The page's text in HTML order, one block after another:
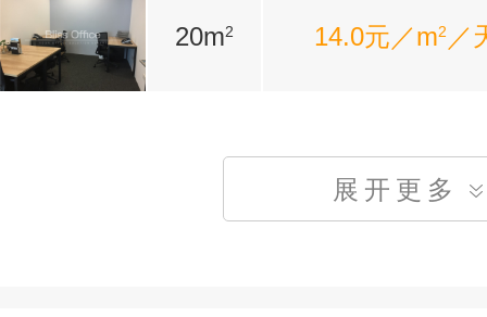
20m2 14.0元／m2 ／
展开更多